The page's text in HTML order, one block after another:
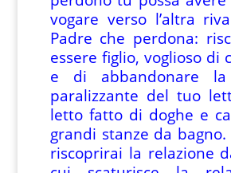
vogare verso l’altra
Padre che perdona:
essere figlio, voglioso di
e di abbandonare la
paralizzante del tuo
letto fatto di doghe e
grandi stanze da
riscoprirai la relazione